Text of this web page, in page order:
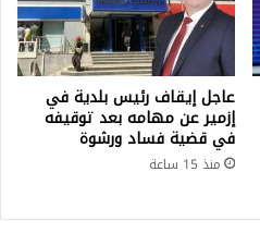
عاجل إيقاف رئيس بلدية في
إزمير عن مهامه بعد توقيفه
في قضية فساد ورشوة
منذ 15 ساعة